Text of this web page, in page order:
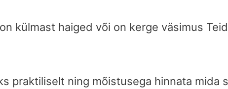
külmast haiged või on kerge väsimus
praktiliselt ning mõistusega hinnata mida